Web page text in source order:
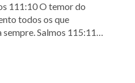
111:10 O temor do
todos os que
Salmos 115:11